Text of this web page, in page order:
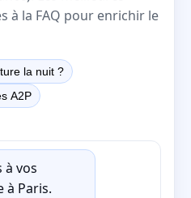
à la FAQ pour enrichir le
la nuit ?
A2P
à vos
à Paris.